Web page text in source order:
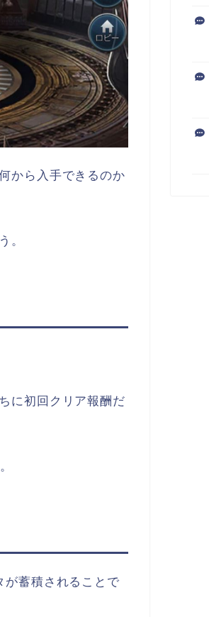
から入手できるのか
。
に初回クリア報酬だ
が蓄積されることで